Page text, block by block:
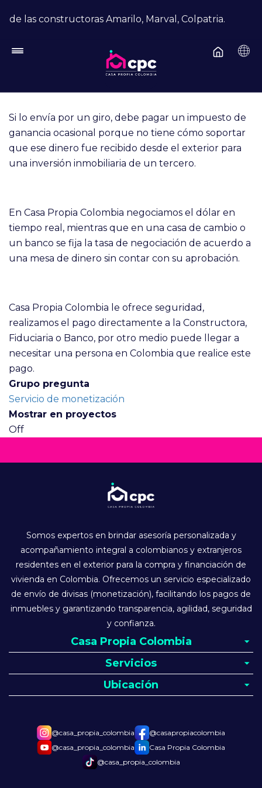
de las constructoras Amarilo, Marval, Colpatria.
Si lo envía por una casa de cambio, el dinero entra al
cómo soportar en el momento de la declaración de
renta la inversión inmobiliaria.
Si lo envía por un giro, debe pagar un impuesto de
ganancia ocasional porque no tiene cómo soportar
que ese dinero fue recibido desde el exterior para
una inversión inmobiliaria de un tercero.
En Casa Propia Colombia negociamos el dólar en
tiempo real, mientras que en una casa de cambio o
un banco se fija la tasa de negociación de acuerdo a
una mesa de dinero sin contar con su aprobación.
Casa Propia Colombia le ofrece seguridad,
realizamos el pago directamente a la Constructora,
Fiduciaria o Banco, por otro medio puede llegar a
necesitar una persona en Colombia que realice este
pago.
Grupo pregunta
Servicio de monetización
Mostrar en proyectos
Off
Casa Propia Colombia
Servicios
Ubicación
Somos expertos en brindar asesoría personalizada y
acompañamiento integral a colombianos y extranjeros
residentes en el exterior para la compra y financiación de
vivienda en Colombia. Ofrecemos un servicio especializado
de envío de divisas (monetización), facilitando los pagos de
inmuebles y garantizando transparencia, agilidad, seguridad
y confianza.
@casa_propia_colombia
@casapropiacolombia
@casa_propia_colombia
Casa Propia Colombia
@casa_propia_colombia